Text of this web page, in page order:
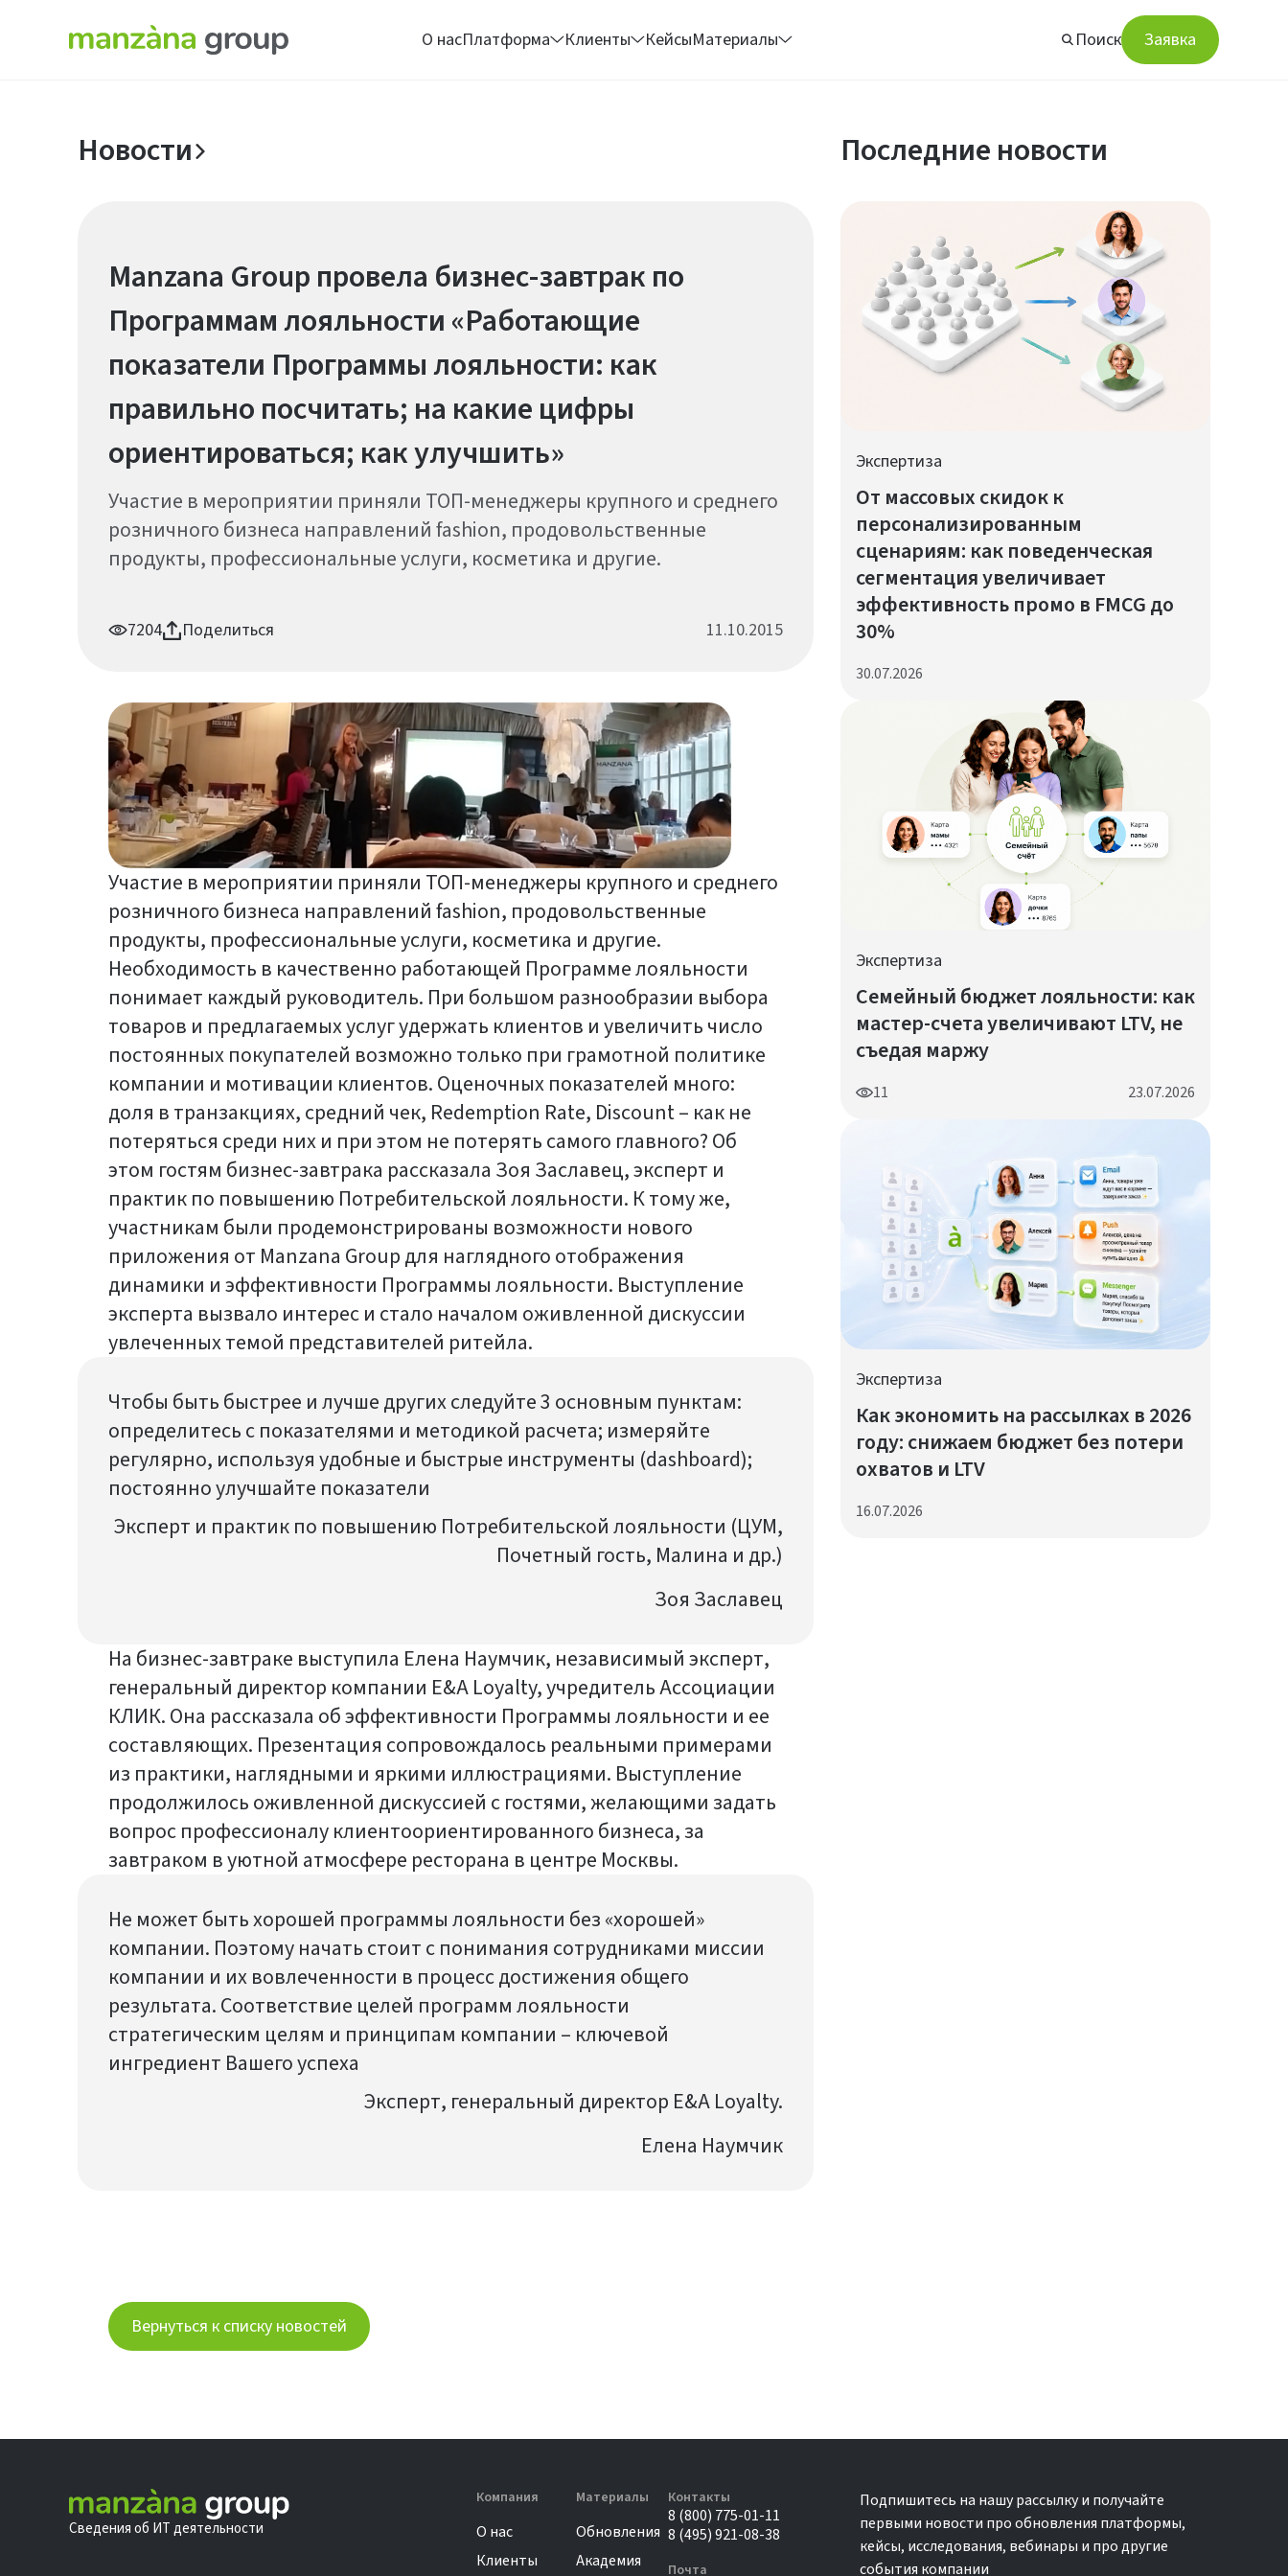
О насПлатформа Клиенты КейсыМатериалы Поиск Заявка
Новости
Manzana Group провела бизнес-завтрак по
Программам лояльности «Работающие
показатели Программы лояльности: как
правильно посчитать; на какие цифры
ориентироваться; как улучшить»
Участие в мероприятии приняли ТОП-менеджеры крупного и среднего
розничного бизнеса направлений fashion, продовольственные
продукты, профессиональные услуги, косметика и другие.
7204 Поделиться 11.10.2015
Участие в мероприятии приняли ТОП-менеджеры крупного и среднего
розничного бизнеса направлений fashion, продовольственные
продукты, профессиональные услуги, косметика и другие.
Необходимость в качественно работающей Программе лояльности
понимает каждый руководитель. При большом разнообразии выбора
товаров и предлагаемых услуг удержать клиентов и увеличить число
постоянных покупателей возможно только при грамотной политике
компании и мотивации клиентов. Оценочных показателей много:
доля в транзакциях, средний чек, Redemption Rate, Discount – как не
потеряться среди них и при этом не потерять самого главного? Об
этом гостям бизнес-завтрака рассказала Зоя Заславец, эксперт и
практик по повышению Потребительской лояльности. К тому же,
участникам были продемонстрированы возможности нового
приложения от Manzana Group для наглядного отображения
динамики и эффективности Программы лояльности. Выступление
эксперта вызвало интерес и стало началом оживленной дискуссии
увлеченных темой представителей ритейла.
Чтобы быть быстрее и лучше других следуйте 3 основным пунктам:
определитесь с показателями и методикой расчета; измеряйте
регулярно, используя удобные и быстрые инструменты (dashboard);
постоянно улучшайте показатели
Эксперт и практик по повышению Потребительской лояльности (ЦУМ,
Почетный гость, Малина и др.)
Зоя Заславец
На бизнес-завтраке выступила Елена Наумчик, независимый эксперт,
генеральный директор компании E&A Loyalty, учредитель Ассоциации
КЛИК. Она рассказала об эффективности Программы лояльности и ее
составляющих. Презентация сопровождалось реальными примерами
из практики, наглядными и яркими иллюстрациями. Выступление
продолжилось оживленной дискуссией с гостями, желающими задать
вопрос профессионалу клиентоориентированного бизнеса, за
завтраком в уютной атмосфере ресторана в центре Москвы.
Не может быть хорошей программы лояльности без «хорошей»
компании. Поэтому начать стоит с понимания сотрудниками миссии
компании и их вовлеченности в процесс достижения общего
результата. Соответствие целей программ лояльности
стратегическим целям и принципам компании – ключевой
ингредиент Вашего успеха
Эксперт, генеральный директор E&A Loyalty.
Елена Наумчик
Вернуться к списку новостей
Последние новости
Экспертиза
От массовых скидок к
персонализированным
сценариям: как поведенческая
сегментация увеличивает
эффективность промо в FMCG до
30%
30.07.2026
Экспертиза
Семейный бюджет лояльности: как
мастер-счета увеличивают LTV, не
съедая маржу
11 23.07.2026
Экспертиза
Как экономить на рассылках в 2026
году: снижаем бюджет без потери
охватов и LTV
16.07.2026
Сведения об ИТ деятельности
Компания
О нас
Клиенты
Материалы
Обновления
Академия
Контакты
8 (800) 775-01-11
8 (495) 921-08-38
Почта
Подпишитесь на нашу рассылку и получайте
первыми новости про обновления платформы,
кейсы, исследования, вебинары и про другие
события компании